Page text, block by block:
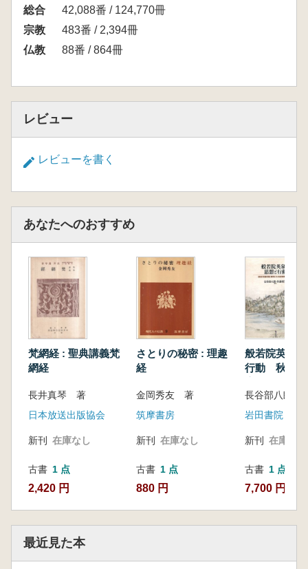
注目して──……眞田慶慧/親鸞筆『観無量寿経
註』『阿弥陀経註』の文献学的研究(一)──『観
無量寿経』の本文とその異本註記の依用本を中
心として──……深見慧隆/〈エッセイ〉森田先
看護者による浄土教的対応についての一試
実践に関する浄土真宗の基本的立場──新しい
考察──……藤丸智雄/阿闍世の救いから考察す
る対人支援の基本姿勢……武田慶之/無縁社会
における墓と真宗……西村慶哉/〈エッセイ〉
救いと救いに出遇った後の生きる意味……竹本
了悟/自宅参り考──地域性とその展望──……那
須公昭/国際伝道と女性──戦前における日系ア
メリカ人二世への伝道とその受容例──……釋
氏真澄
総合
42,088番 / 124,770冊
宗教
483番 / 2,394冊
仏教
88番 / 864冊
レビュー
レビューを書く
あなたへのおすすめ
梵網経 : 聖典講義梵
網経
長井真琴 著
日本放送出版協会
新刊 在庫なし
古書 1 点
2,420 円
さとりの秘密 : 理趣
経
金岡秀友 著
筑摩書房
新刊 在庫なし
古書 1 点
880 円
般若院英泉
行動 秋田「
修験の世界
岩田書院
新刊 在庫なし
古書 1 点
7,700 円
最近見た本